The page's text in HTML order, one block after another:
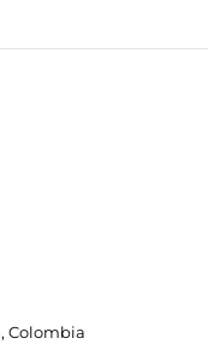
Colombia